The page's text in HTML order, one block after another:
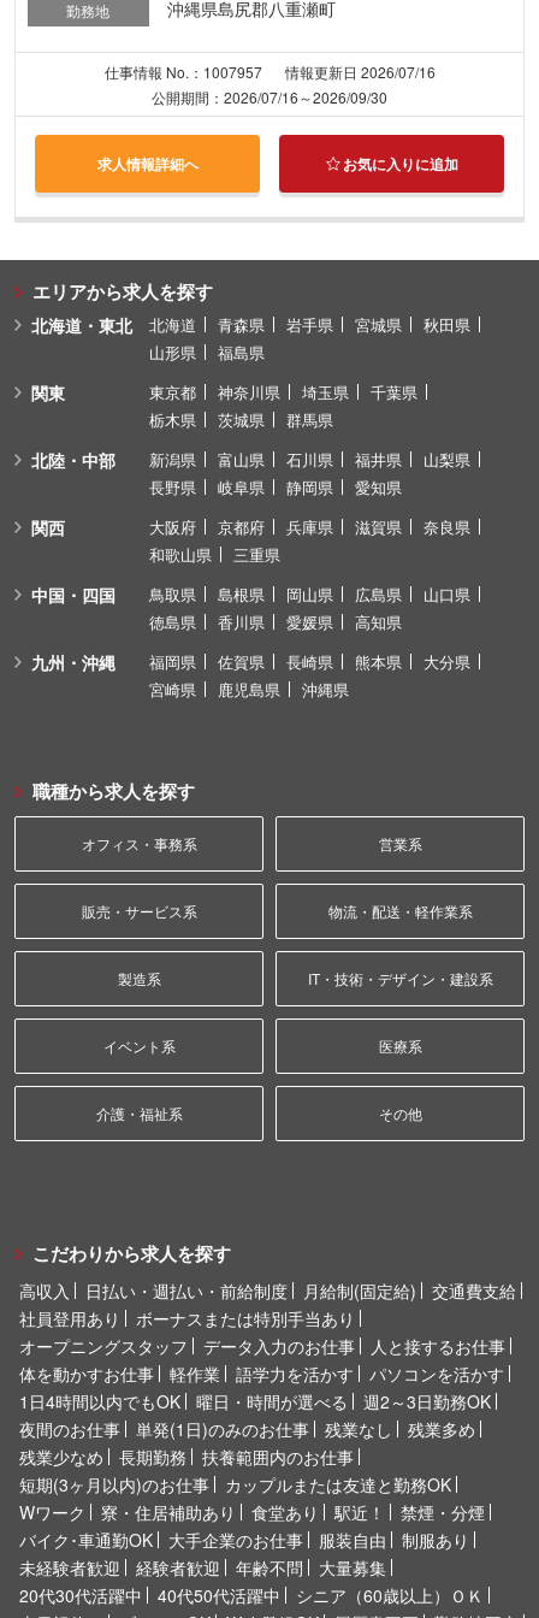
勤務地 沖縄県島尻郡八重瀬町
仕事情報 No.：1007957
情報更新日 2026/07/16
公開期間：2026/07/16～2026/09/30
求人情報詳細へ お気に入りに追加
エリアから求人を探す
北海道・東北 北海道 青森県 岩手県 宮城県
秋田県
山形県
福島県
関東 東京都 神奈川県 埼玉県
千葉県
栃木県
茨城県 群馬県
北陸・中部 新潟県 富山県 石川県 福井県
山梨県
長野県
岐阜県 静岡県 愛知県
関西 大阪府 京都府 兵庫県 滋賀県
奈良県
和歌山県
三重県
中国・四国 鳥取県 島根県 岡山県 広島県
山口県
徳島県
香川県 愛媛県 高知県
九州・沖縄 福岡県 佐賀県 長崎県 熊本県
大分県
宮崎県
鹿児島県 沖縄県
職種から求人を探す
オフィス・事務系 営業系
販売・サービス系 物流・配送・軽作業系
製造系 IT・技術・デザイン・建設系
イベント系 医療系
介護・福祉系 その他
こだわりから求人を探す
高収入 日払い・週払い・前給制度 月給制(固定給)
交通費支給
社員登用あり
ボーナスまたは特別手当あり
オープニングスタッフ
データ入力のお仕事
人と接するお仕事
体を動かすお仕事
軽作業 語学力を活かす
パソコンを活かす
1日4時間以内でもOK
曜日・時間が選べる
週2～3日勤務OK
夜間のお仕事
単発(1日)のみのお仕事 残業なし
残業多め
残業少なめ
長期勤務
扶養範囲内のお仕事
短期(3ヶ月以内)のお仕事
カップルまたは友達と勤務OK
Wワーク
寮・住居補助あり 食堂あり 駅近！
禁煙・分煙
バイク･車通勤OK
大手企業のお仕事 服装自由
制服あり
未経験者歓迎
経験者歓迎 年齢不問
大量募集
20代30代活躍中
40代50代活躍中
シニア（60歳以上）ＯＫ